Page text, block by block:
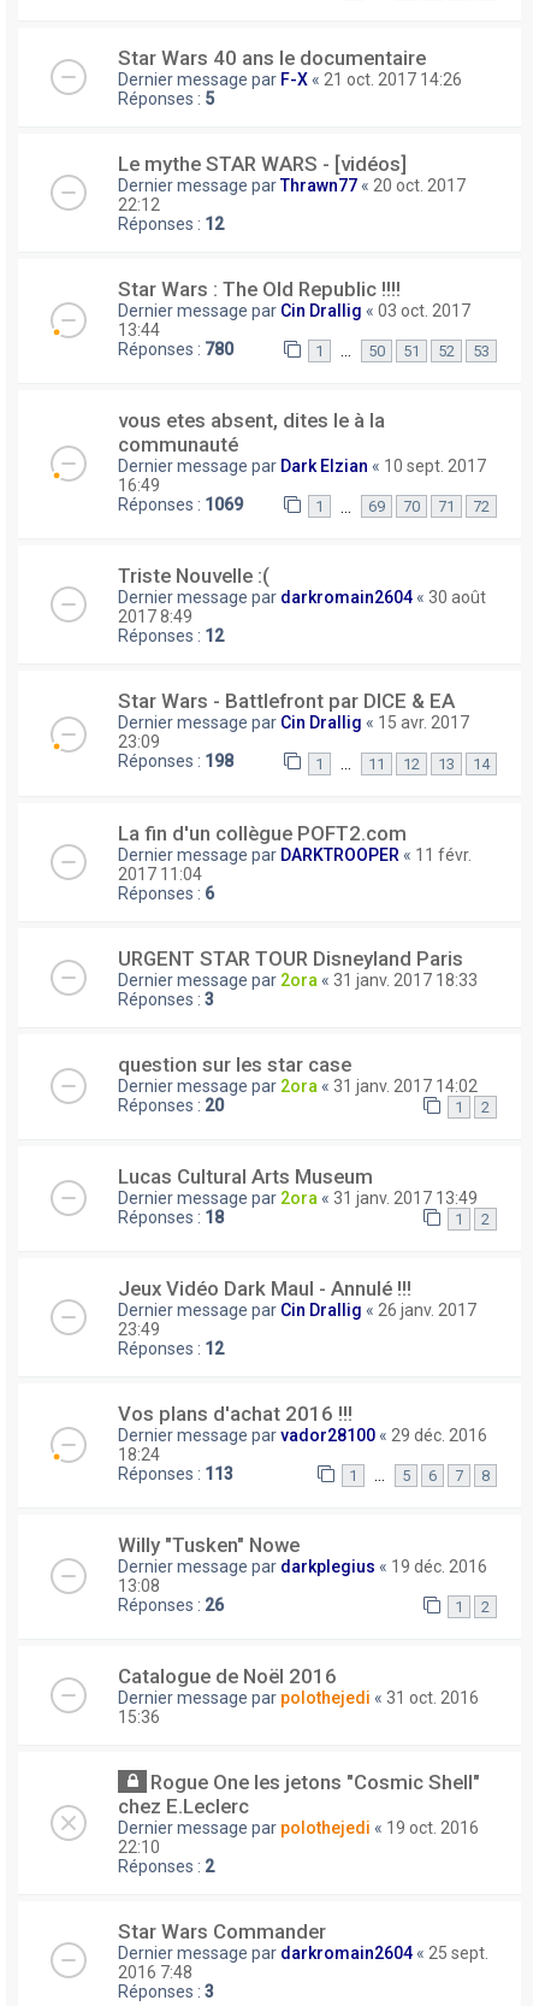
Star Wars 40 ans le documentaire
Dernier message par F-X « 21 oct. 2017 14:26
Réponses : 5
Le mythe STAR WARS - [vidéos]
Dernier message parThrawn77 « 20 oct. 2017
22:12
Réponses : 12
Star Wars : The Old Republic !!!!
Dernier message par Cin Drallig « 03 oct. 2017
13:44
Réponses : 780 1 … 50 51 52 53
vous etes absent, dites le à la
communauté
Dernier message par Dark Elzian « 10 sept. 2017
16:49
Réponses : 1069 1 69 70 71 72
Triste Nouvelle :(
Dernier message par darkromain2604 « 30 août
2017 8:49
Réponses : 12
Star Wars - Battlefront par DICE & EA
Dernier message par Cin Drallig « 15 avr. 2017
23:09
Réponses : 198 1 11 12 13 14
La fin d'un collègue POFT2.com
Dernier message par DARKTROOPER « 11 févr.
2017 11:04
Réponses : 6
URGENT STAR TOUR Disneyland Paris
Dernier message par 2ora « 31 janv. 2017 18:33
Réponses : 3
question sur les star case
Dernier message par 2ora « 31 janv. 2017 14:02
Réponses : 20 1 2
Lucas Cultural Arts Museum
Dernier message par 2ora « 31 janv. 2017 13:49
Réponses : 18 1 2
Jeux Vidéo Dark Maul - Annulé !!!
Dernier message par Cin Drallig « 26 janv. 2017
23:49
Réponses : 12
Vos plans d'achat 2016 !!!
Dernier message parvador28100 « 29 déc. 2016
18:24
Réponses : 113 1 … 5 6 7 8
Willy "Tusken" Nowe
Dernier message par darkplegius « 19 déc. 2016
13:08
Réponses : 26 1 2
Catalogue de Noël 2016
Dernier message par polothejedi « 31 oct. 2016
15:36
Rogue One les jetons "Cosmic Shell"
chez E.Leclerc
Dernier message par polothejedi « 19 oct. 2016
22:10
Réponses : 2
Star Wars Commander
Dernier message par darkromain2604 « 25 sept.
2016 7:48
Réponses : 3